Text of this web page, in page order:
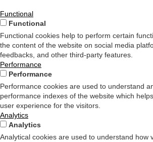
Functional
Functional
Functional cookies help to perform certain
the content of the website on social media
feedbacks, and other third-party features.
Performance
Performance
Performance cookies are used to understand
performance indexes of the website which
user experience for the visitors.
Analytics
Analytics
Analytical cookies are used to understand how